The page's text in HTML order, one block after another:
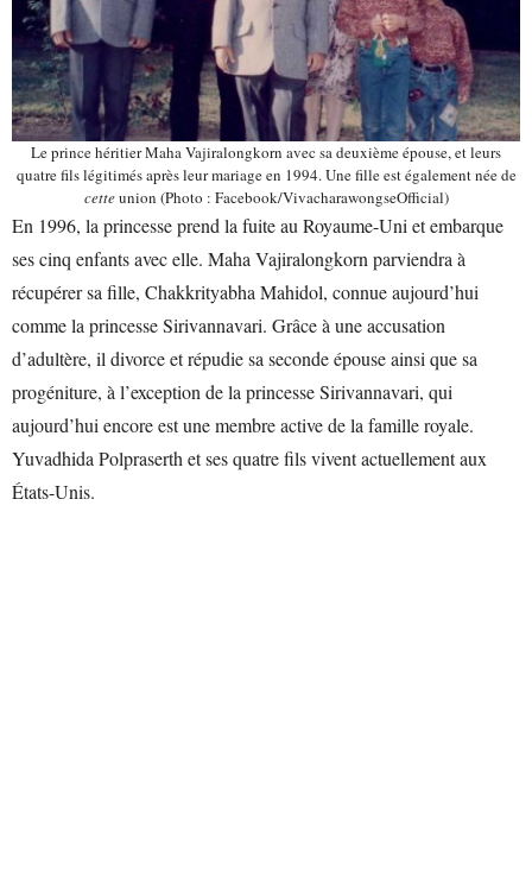
Le prince héritier Maha Vajiralongkorn avec sa deuxième épouse, et leurs
quatre fils légitimés après leur mariage en 1994. Une fille est également née de
cetteunion (Photo : Facebook/VivacharawongseOfficial)
En 1996, la princesse prend la fuite au Royaume-Uni et embarque
ses cinq enfants avec elle. Maha Vajiralongkorn parviendra à
récupérer sa fille, Chakkrityabha Mahidol, connue aujourd’hui
comme la princesse Sirivannavari. Grâce à une accusation
d’adultère, il divorce et répudie sa seconde épouse ainsi que sa
progéniture, à l’exception de la princesse Sirivannavari, qui
aujourd’hui encore est une membre active de la famille royale.
Yuvadhida Polpraserth et ses quatre fils vivent actuellement aux
États-Unis.